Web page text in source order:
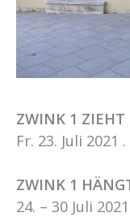
ZWINK 1 ZIEHT
Fr. 23. Juli 2021
ZWINK 1
24. – 30 Juli